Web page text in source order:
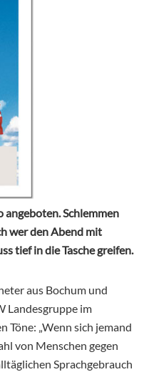
angeboten. Schlemmen
wer den Abend mit
tief in die Tasche greifen.
aus Bochum und
Landesgruppe im
Töne: „Wenn sich jemand
von Menschen gegen
Sprachgebrauch